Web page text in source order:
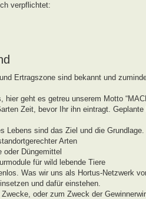
verpflichtet:
Ertragszone sind bekannt und
hier geht es getreu unserem Motto
Zeit, bevor Ihr ihn eintragt.
Lebens sind das Ziel und die Grundlage.
Arten
Düngemittel
für wild lebende Tiere
Was wir uns als Hortus-Netzwerk
und dafür einstehen.
oder zum Zweck der